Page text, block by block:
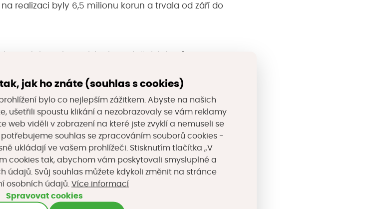
realizaci byly 6,5 milionu korun a trvala od září do
z betonové dlažby s velkými spárami
určené pro parkování jsou zhotoveny z plastových
a jsou doplněny výsadbou stromů, keřů a trvalek.
zatravňovací dlaždice ve zpevněných plochách
ale byly vyplněny štěrkovou drtí, umožňující
bylo přistoupeno na základě zkušeností z jiných
využití území byla obava, že travní osivo
jak ho znáte (souhlas s cookies)
bylo co nejlepším zážitkem. Abyste na našich
ušetřili spoustu klikání a nezobrazovaly se vám reklamy
web viděli v zobrazení na které jste zvyklí a nemuseli se
souhlas se zpracováním souborů cookies -
ukládají ve vašem prohlížeči. Stisknutím tlačítka „V
cookies tak, abychom vám poskytovali smysluplné a
údajů. Svůj souhlas můžete kdykoli změnit na stránce
osobních údajů. Více informací
Spravovat cookies